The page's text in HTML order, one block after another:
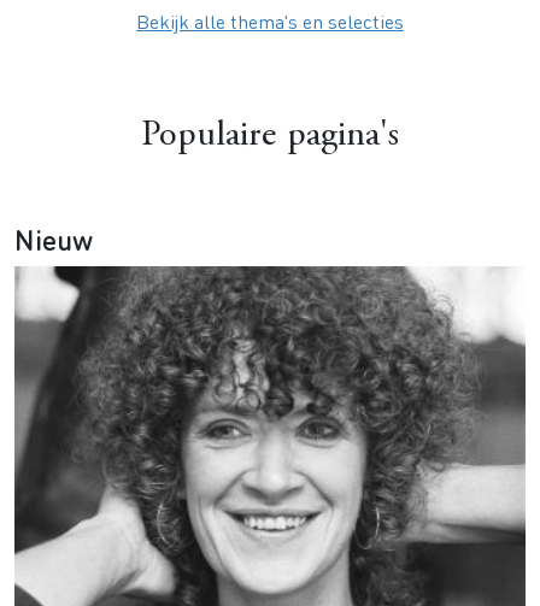
Bekijk alle thema's en selecties
Populaire pagina's
Nieuw